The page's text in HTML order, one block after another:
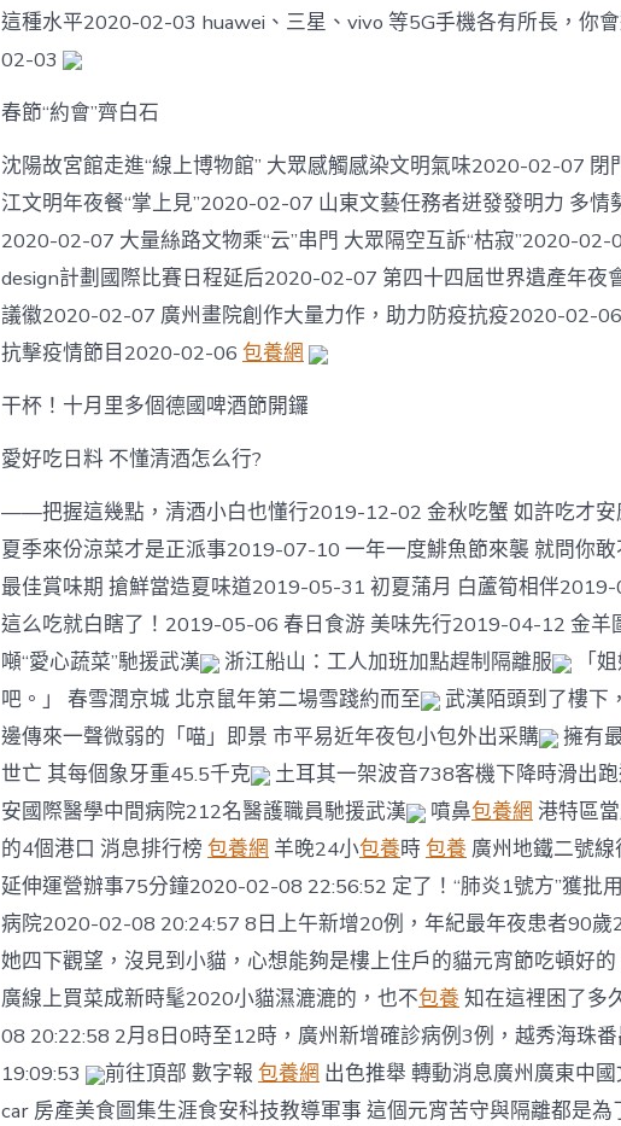
這種水平2020-02-03 huawei、三星、vivo 等5G手機各有所長，你
02-03
春節“約會”齊白石
沈陽故宮館走進“線上博物館” 大眾感觸感染文明氣味2020-02-07 閉
江文明年夜餐“掌上見”2020-02-07 山東文藝任務者迸發發明力 多情
2020-02-07 大量絲路文物乘“云”串門 大眾隔空互訴“枯寂”2020-
design計劃國際比賽日程延后2020-02-07 第四十四屆世界遺產年夜
議徽2020-02-07 廣州畫院創作大量力作，助力防疫抗疫2020-02-
抗擊疫情節目2020-02-06 包養網
干杯！十月里多個德國啤酒節開鑼
愛好吃日料 不懂清酒怎么行?
——把握這幾點，清酒小白也懂行2019-12-02 金秋吃蟹 如許吃才
夏季來份涼菜才是正派事2019-07-10 一年一度鯡魚節來襲 就問你
最佳賞味期 搶鮮當造夏味道2019-05-31 初夏蒲月 白蘆筍相伴
這么吃就白瞎了！2019-05-06 春日食游 美味先行2019-04-12 金羊
噸“愛心蔬菜”馳援武漢
浙江船山：工人加班加點趕制隔離服
「
吧。」 春雪潤京城 北京鼠年第二場雪踐約而至
武漢陌頭到了樓下
邊傳來一聲微弱的「喵」即景 市平易近年夜包小包外出采購
擁有
世亡 其每個象牙重45.5千克
土耳其一架波音738客機下降時滑出
安國際醫學中間病院212名醫護職員馳援武漢
噴鼻包養網 港特區
的4個港口 消息排行榜 包養網 羊晚24小包養時 包養 廣州地鐵二號
延伸運營辦事75分鐘2020-02-08 22:56:52 定了！“肺炎1號方”獲批
病院2020-02-08 20:24:57 8日上午新增20例，年紀最年夜患者90
她四下觀望，沒見到小貓，心想能夠是樓上住戶的貓元宵節吃頓好
廣線上買菜成新時髦2020小貓濕漉漉的，也不包養 知在這裡困了多
08 20:22:58 2月8日0時至12時，廣州新增確診病例3例，越秀海珠
19:09:53
前往頂部 數字報 包養網 出色推舉 轉動消息廣州廣東中
car 房產美食圖集生涯食安科技教導軍事 這個元宵苦守與隔離都是為